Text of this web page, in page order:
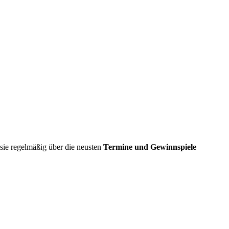
regelmäßig über die neusten Termine und Gewinnspiele